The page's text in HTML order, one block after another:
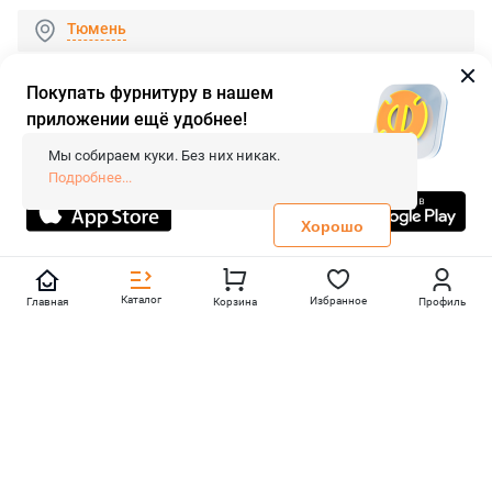
Тюмень
© 2026 «FieraShop.ru»
Сопровождение сайта
- Вебформат.
Все права защищены.
Не является публичной офертой
Политика конфиденциальности
Главная Каталог Корзина Избранное Профиль
Покупать фурнитуру в нашем
приложении ещё удобнее!
Мы собираем куки. Без них никак.
Подробнее...
Хорошо